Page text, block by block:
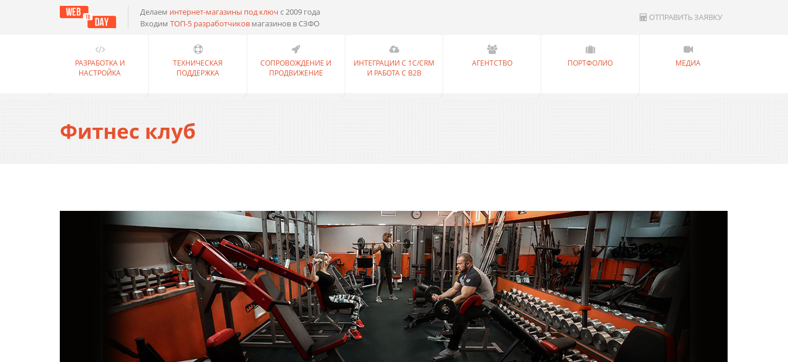
Делаем интернет-магазины под ключ с 2009 года
Входим ТОП-5 разработчиков магазинов в СЗФО
ОТПРАВИТЬ ЗАЯВКУ
РАЗРАБОТКА И
НАСТРОЙКА
ТЕХНИЧЕСКАЯ
ПОДДЕРЖКА
СОПРОВОЖДЕНИЕ И
ПРОДВИЖЕНИЕ
ИНТЕГРАЦИИ С 1С/CRM
И РАБОТА С B2B
АГЕНТСТВО ПОРТФОЛИО МЕДИА
Фитнес клуб